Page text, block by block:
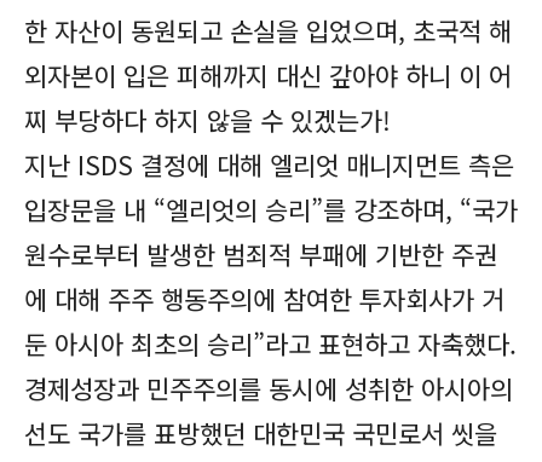
한 자산이 동원되고 손실을 입었으며, 초국적 해
외자본이 입은 피해까지 대신 갚아야 하니 이 어
찌 부당하다 하지 않을 수 있겠는가!
지난 ISDS 결정에 대해 엘리엇 매니지먼트 측은
입장문을 내 “엘리엇의 승리”를 강조하며, “국가
원수로부터 발생한 범죄적 부패에 기반한 주권
에 대해 주주 행동주의에 참여한 투자회사가 거
둔 아시아 최초의 승리”라고 표현하고 자축했다.
경제성장과 민주주의를 동시에 성취한 아시아의
선도 국가를 표방했던 대한민국 국민로서 씻을